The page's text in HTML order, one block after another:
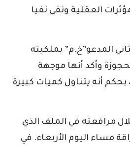
العقلية ونفى نفيا
المدعو”خ.م” بملكيته
وأكد أنها موجهة
أنه يتناول كميات كبيرة
مرافعته في الملف الذي
مساء اليوم الأربعاء. في